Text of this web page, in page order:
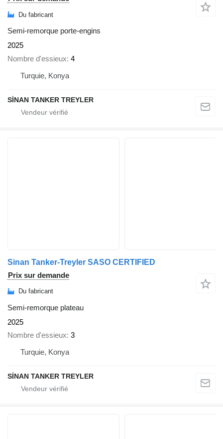
Du fabricant
Semi-remorque porte-engins
2025
Nombre d'essieux 4
Turquie, Konya
SİNAN TANKER TREYLER
Sinan Tanker-Treyler SASO CERTIFIED
Prix sur demande
Du fabricant
Semi-remorque plateau
2025
Nombre d'essieux 3
Turquie, Konya
SİNAN TANKER TREYLER